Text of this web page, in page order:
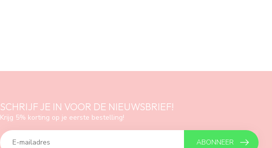
SCHRIJF JE IN VOOR DE NIEUWSBRIEF!
Krijg 5% korting op je eerste bestelling!
ABONNEER